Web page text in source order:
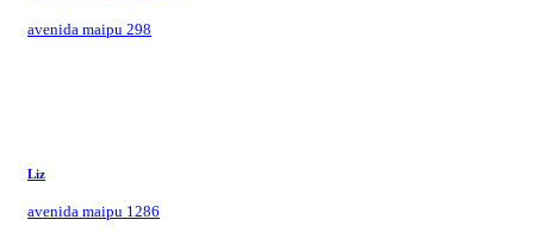
avenida maipu 298
Liz
avenida maipu 1286